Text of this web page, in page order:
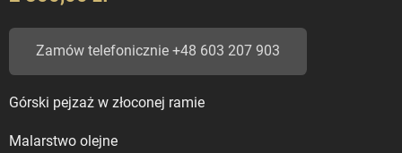
Zamów telefonicznie +48 603 207 903
Górski pejzaż w złoconej ramie
Malarstwo olejne